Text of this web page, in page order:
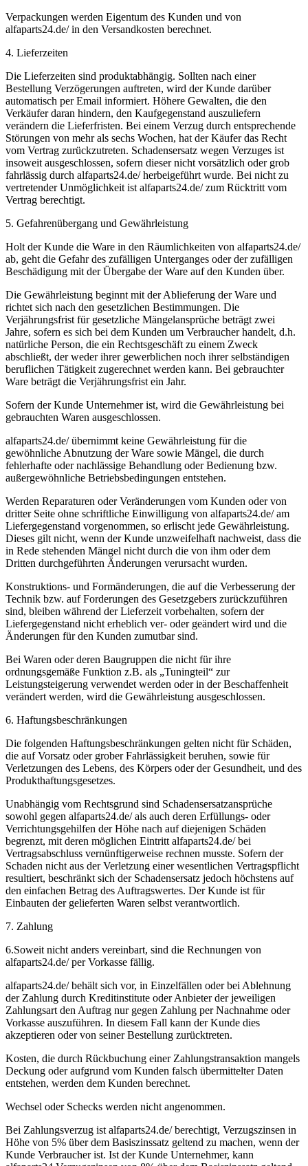
Verpackungen werden Eigentum des Kunden und von
alfaparts24.de/ in den Versandkosten berechnet.
4. Lieferzeiten
Die Lieferzeiten sind produktabhängig. Sollten nach einer
Bestellung Verzögerungen auftreten, wird der Kunde darüber
automatisch per Email informiert. Höhere Gewalten, die den
Verkäufer daran hindern, den Kaufgegenstand auszuliefern
verändern die Lieferfristen. Bei einem Verzug durch entsprechende
Störungen von mehr als sechs Wochen, hat der Käufer das Recht
vom Vertrag zurückzutreten. Schadensersatz wegen Verzuges ist
insoweit ausgeschlossen, sofern dieser nicht vorsätzlich oder grob
fahrlässig durch alfaparts24.de/ herbeigeführt wurde. Bei nicht zu
vertretender Unmöglichkeit ist alfaparts24.de/ zum Rücktritt vom
Vertrag berechtigt.
5. Gefahrenübergang und Gewährleistung
Holt der Kunde die Ware in den Räumlichkeiten von alfaparts24.de/
ab, geht die Gefahr des zufälligen Unterganges oder der zufälligen
Beschädigung mit der Übergabe der Ware auf den Kunden über.
Die Gewährleistung beginnt mit der Ablieferung der Ware und
richtet sich nach den gesetzlichen Bestimmungen. Die
Verjährungsfrist für gesetzliche Mängelansprüche beträgt zwei
Jahre, sofern es sich bei dem Kunden um Verbraucher handelt, d.h.
natürliche Person, die ein Rechtsgeschäft zu einem Zweck
abschließt, der weder ihrer gewerblichen noch ihrer selbständigen
beruflichen Tätigkeit zugerechnet werden kann. Bei gebrauchter
Ware beträgt die Verjährungsfrist ein Jahr.
Sofern der Kunde Unternehmer ist, wird die Gewährleistung bei
gebrauchten Waren ausgeschlossen.
alfaparts24.de/ übernimmt keine Gewährleistung für die
gewöhnliche Abnutzung der Ware sowie Mängel, die durch
fehlerhafte oder nachlässige Behandlung oder Bedienung bzw.
außergewöhnliche Betriebsbedingungen entstehen.
Werden Reparaturen oder Veränderungen vom Kunden oder von
dritter Seite ohne schriftliche Einwilligung von alfaparts24.de/ am
Liefergegenstand vorgenommen, so erlischt jede Gewährleistung.
Dieses gilt nicht, wenn der Kunde unzweifelhaft nachweist, dass die
in Rede stehenden Mängel nicht durch die von ihm oder dem
Dritten durchgeführten Änderungen verursacht wurden.
Konstruktions- und Formänderungen, die auf die Verbesserung der
Technik bzw. auf Forderungen des Gesetzgebers zurückzuführen
sind, bleiben während der Lieferzeit vorbehalten, sofern der
Liefergegenstand nicht erheblich ver- oder geändert wird und die
Änderungen für den Kunden zumutbar sind.
Bei Waren oder deren Baugruppen die nicht für ihre
ordnungsgemäße Funktion z.B. als „Tuningteil“ zur
Leistungsteigerung verwendet werden oder in der Beschaffenheit
verändert werden, wird die Gewährleistung ausgeschlossen.
6. Haftungsbeschränkungen
Die folgenden Haftungsbeschränkungen gelten nicht für Schäden,
die auf Vorsatz oder grober Fahrlässigkeit beruhen, sowie für
Verletzungen des Lebens, des Körpers oder der Gesundheit, und des
Produkthaftungsgesetzes.
Unabhängig vom Rechtsgrund sind Schadensersatzansprüche
sowohl gegen alfaparts24.de/ als auch deren Erfüllungs- oder
Verrichtungsgehilfen der Höhe nach auf diejenigen Schäden
begrenzt, mit deren möglichen Eintritt alfaparts24.de/ bei
Vertragsabschluss vernünftigerweise rechnen musste. Sofern der
Schaden nicht aus der Verletzung einer wesentlichen Vertragspflicht
resultiert, beschränkt sich der Schadensersatz jedoch höchstens auf
den einfachen Betrag des Auftragswertes. Der Kunde ist für
Einbauten der gelieferten Waren selbst verantwortlich.
7. Zahlung
6.Soweit nicht anders vereinbart, sind die Rechnungen von
alfaparts24.de/ per Vorkasse fällig.
alfaparts24.de/ behält sich vor, in Einzelfällen oder bei Ablehnung
der Zahlung durch Kreditinstitute oder Anbieter der jeweiligen
Zahlungsart den Auftrag nur gegen Zahlung per Nachnahme oder
Vorkasse auszuführen. In diesem Fall kann der Kunde dies
akzeptieren oder von seiner Bestellung zurücktreten.
Kosten, die durch Rückbuchung einer Zahlungstransaktion mangels
Deckung oder aufgrund vom Kunden falsch übermittelter Daten
entstehen, werden dem Kunden berechnet.
Wechsel oder Schecks werden nicht angenommen.
Bei Zahlungsverzug ist alfaparts24.de/ berechtigt, Verzugszinsen in
Höhe von 5% über dem Basiszinssatz geltend zu machen, wenn der
Kunde Verbraucher ist. Ist der Kunde Unternehmer, kann